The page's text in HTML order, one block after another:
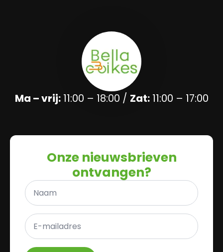
Ma – vrij:11:00 – 18:00 / Zat:11:00 – 17:00
Onze nieuwsbrieven
ontvangen?
Naam
E-
mailadres
*